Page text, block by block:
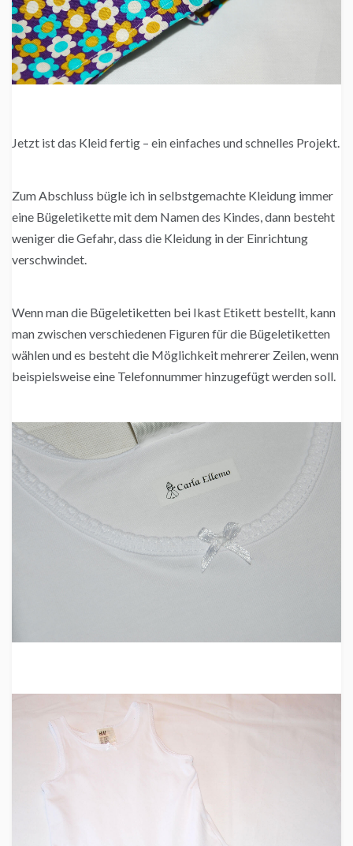
Jetzt ist das Kleid fertig – ein einfaches und schnelles Projekt.
Zum Abschluss bügle ich in selbstgemachte Kleidung immer
eine Bügeletikette mit dem Namen des Kindes, dann besteht
weniger die Gefahr, dass die Kleidung in der Einrichtung
verschwindet.
Wenn man die Bügeletiketten bei Ikast Etikett bestellt, kann
man zwischen verschiedenen Figuren für die Bügeletiketten
wählen und es besteht die Möglichkeit mehrerer Zeilen, wenn
beispielsweise eine Telefonnummer hinzugefügt werden soll.